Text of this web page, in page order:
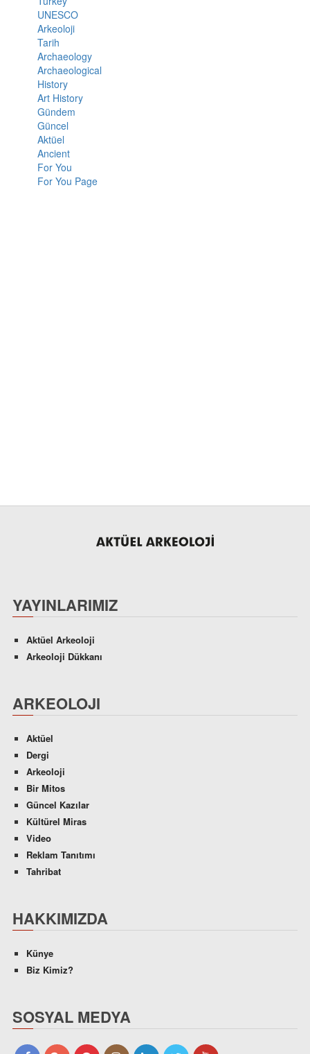
UNESCO
Arkeoloji
Tarih
Archaeology
Archaeological
History
Art History
Gündem
Güncel
Aktüel
Ancient
For You
For You Page
YAYINLARIMIZ
Aktüel Arkeoloji
Arkeoloji Dükkanı
ARKEOLOJI
Aktüel
Dergi
Arkeoloji
Bir Mitos
Güncel Kazılar
Kültürel Miras
Video
Reklam Tanıtımı
Tahribat
HAKKIMIZDA
Künye
Biz Kimiz?
SOSYAL MEDYA